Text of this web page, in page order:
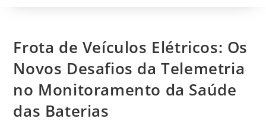
Frota de Veículos Elétricos: Os
Novos Desafios da Telemetria
no Monitoramento da Saúde
das Baterias